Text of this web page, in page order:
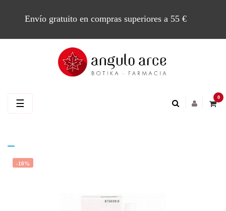
Envío gratuito en compras superiores a 55 €
0
Navegación
☰
-10%